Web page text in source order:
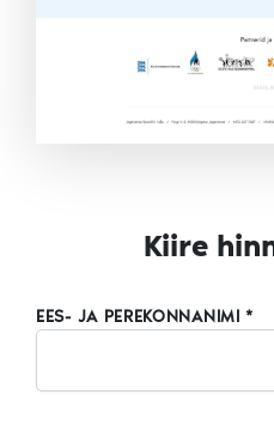
Kiire
EES- JA PEREKONNANIMI *